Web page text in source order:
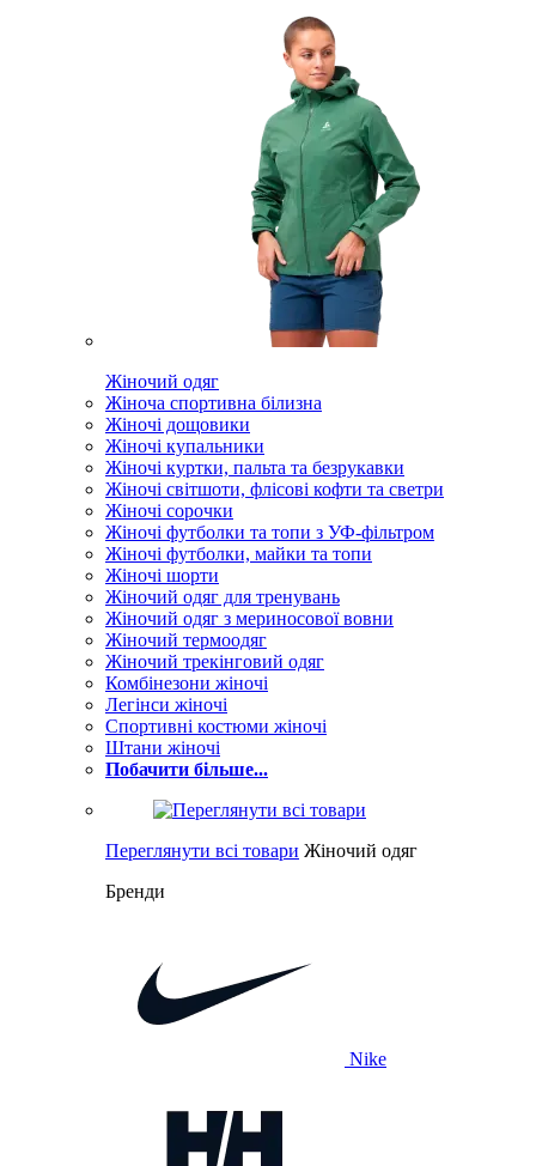
Жіночий одяг
Жіноча спортивна білизна
Жіночі дощовики
Жіночі купальники
Жіночі куртки, пальта та безрукавки
Жіночі світшоти, флісові кофти та светри
Жіночі сорочки
Жіночі футболки та топи з УФ-фільтром
Жіночі футболки, майки та топи
Жіночі шорти
Жіночий одяг для тренувань
Жіночий одяг з мериносової вовни
Жіночий термоодяг
Жіночий трекінговий одяг
Комбінезони жіночі
Легінси жіночі
Спортивні костюми жіночі
Штани жіночі
Побачити більше...
Переглянути всі товари Жіночий одяг
Бренди
Nike